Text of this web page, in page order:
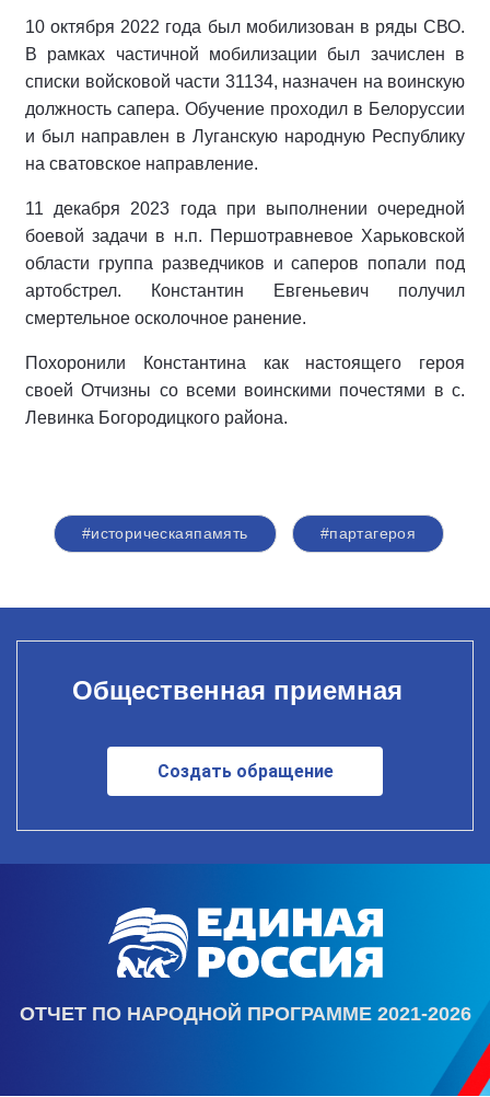
10 октября 2022 года был мобилизован в ряды СВО.
В рамках частичной мобилизации был зачислен в
списки войсковой части 31134, назначен на воинскую
должность сапера. Обучение проходил в Белоруссии
и был направлен в Луганскую народную Республику
на сватовское направление.
11 декабря 2023 года при выполнении очередной
боевой задачи в н.п. Першотравневое Харьковской
области группа разведчиков и саперов попали под
артобстрел. Константин Евгеньевич получил
смертельное осколочное ранение.
Похоронили Константина как настоящего героя
своей Отчизны со всеми воинскими почестями в с.
Левинка Богородицкого района.
#историческаяпамять #партагероя
Общественная приемная
Создать обращение
ОТЧЕТ ПО НАРОДНОЙ ПРОГРАММЕ 2021-2026